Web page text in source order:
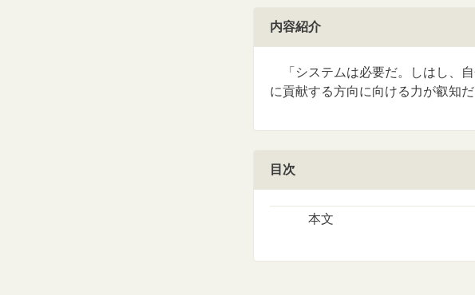
内容紹介
「システムは必要だ。しはし、
に貢献する方向に向ける力が叡知だ
目次
本文